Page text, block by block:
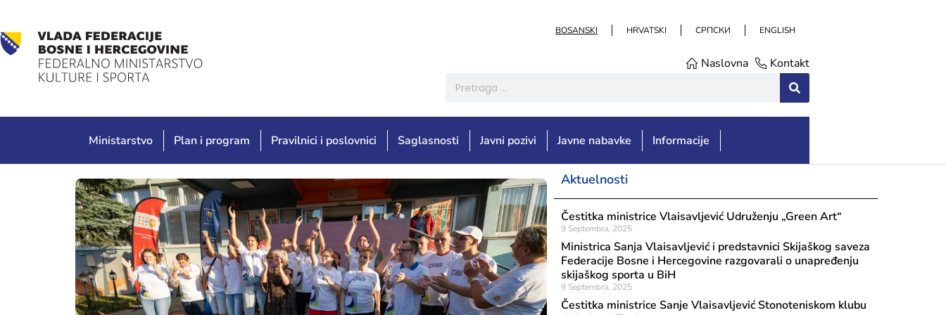
BOSANSKI HRVATSKI СРПСКИ ENGLISH
Naslovna Kontakt
Ministarstvo Plan i program Pravilnici i poslovnici Saglasnosti Javni pozivi Javne nabavke Informacije
Aktuelnosti
Čestitka ministrice Vlaisavljević Udruženju „Green Art“
9 Septembra, 2025
Ministrica Sanja Vlaisavljević i predstavnici Skijaškog saveza
Federacije Bosne i Hercegovine razgovarali o unapređenju
skijaškog sporta u BiH
9 Septembra, 2025
Čestitka ministrice Sanje Vlaisavljević Stonoteniskom klubu